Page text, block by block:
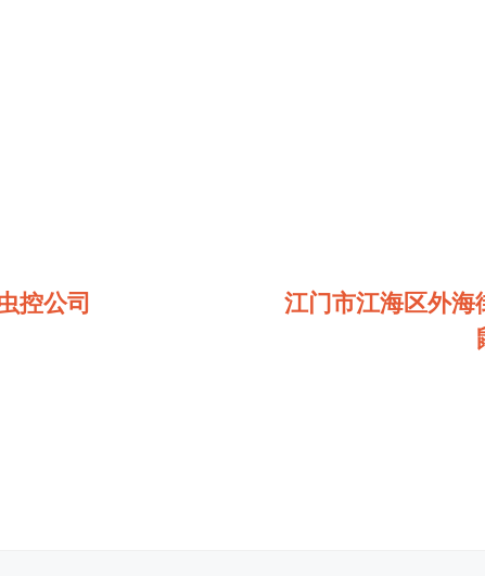
控公司
江门市江海区外海